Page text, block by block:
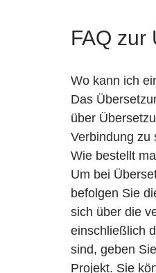
FAQ zur
Wo kann ich
Das
über
Verbindung zu
Wie bestellt
Um bei
befolgen Sie
sich über die
einschließlich
sind, geben
Projekt. Sie